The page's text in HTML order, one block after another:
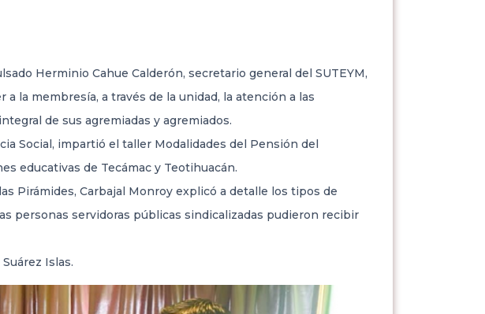
Herminio Cahue Calderón, secretario general del SUTEYM,
la membresía, a través de la unidad, la atención a las
de sus agremiadas y agremiados.
Social, impartió el taller Modalidades del Pensión del
educativas de Tecámac y Teotihuacán.
Pirámides, Carbajal Monroy explicó a detalle los tipos de
personas servidoras públicas sindicalizadas pudieron recibir
Islas.